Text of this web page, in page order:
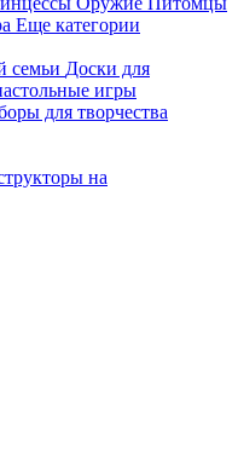
Еще категории
семьи Доски для
игры
для творчества
на